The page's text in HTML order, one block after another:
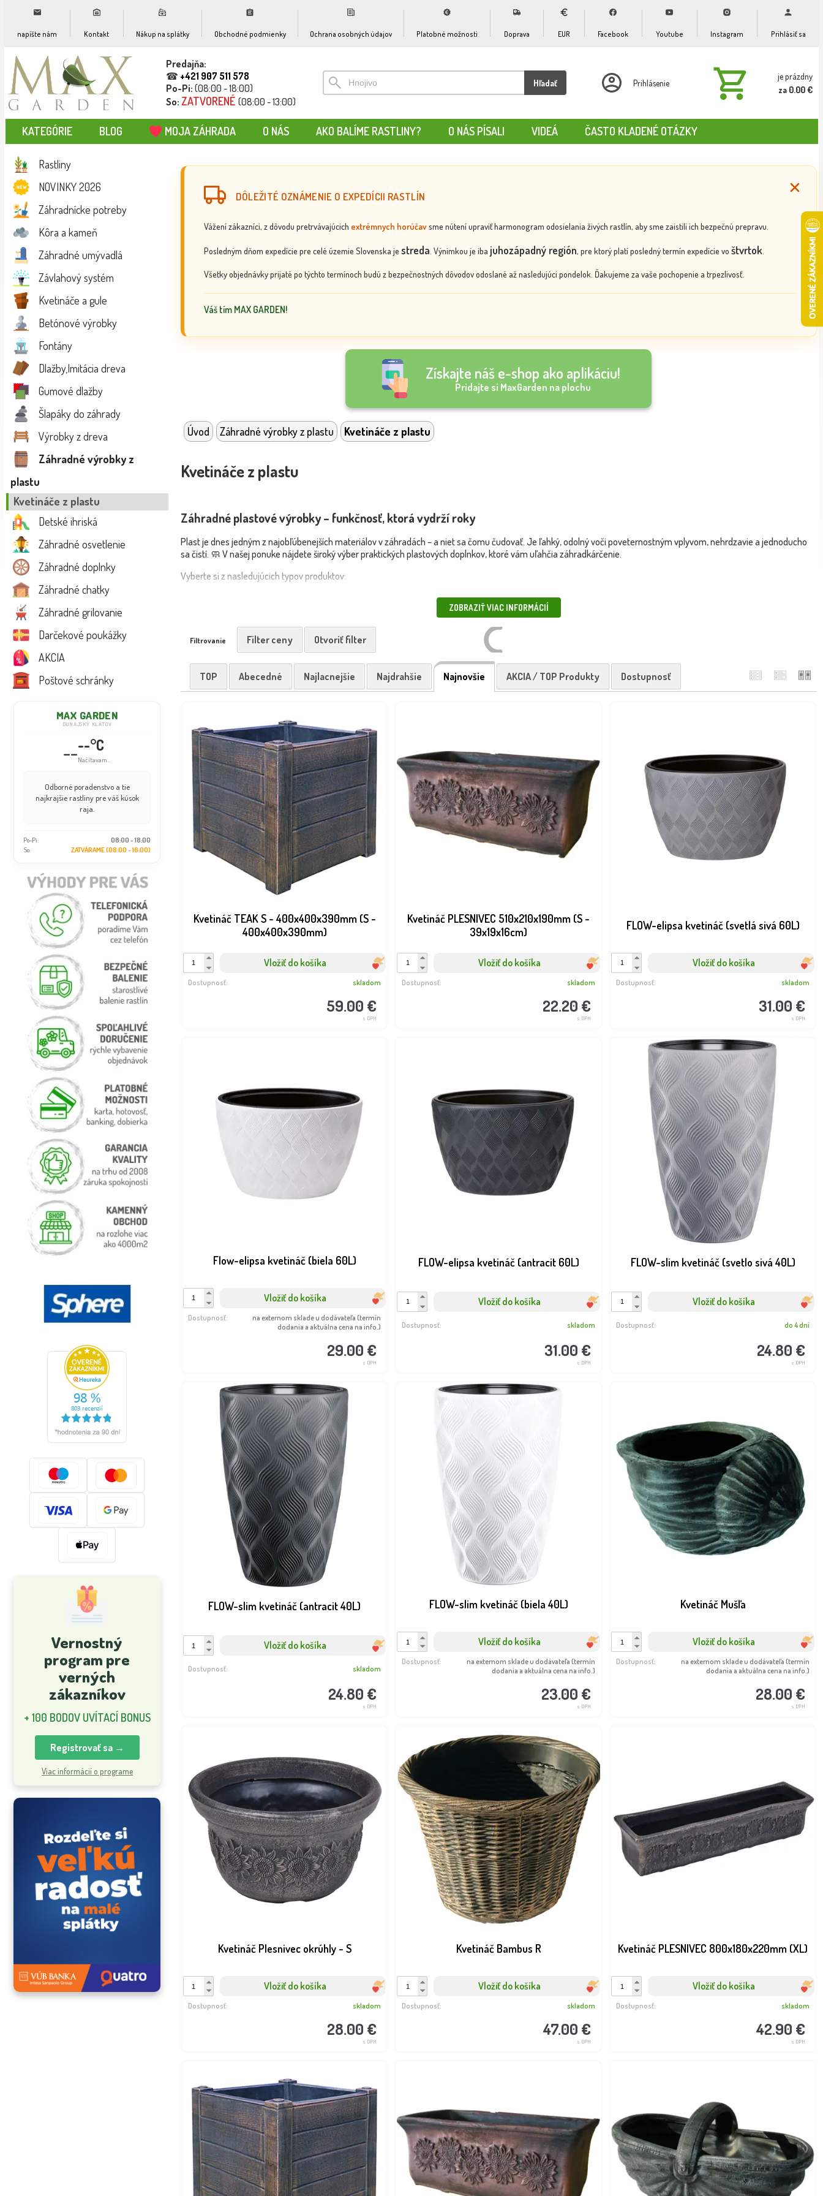
napíšte nám Kontakt Nákup na splátky Obchodné podmienky Ochrana osobných údajov Platobné možnosti Doprava EUR Facebook Youtube Instagram Prihlásiť sa
Predajňa:
☎ +421 907 511 578
Po-Pi: (08:00 - 18:00)
So: ZATVORENÉ (08:00 - 13:00)
Hľadať Prihlásenie
je prázdny
za 0.00 €
KATEGÓRIE BLOG MOJA ZÁHRADA O NÁS AKO BALÍME RASTLINY? O NÁS PÍSALI VIDEÁ ČASTO KLADENÉ OTÁZKY
Rastliny
NOVINKY 2026
Záhradnícke potreby
Kôra a kameň
Záhradné umývadlá
Závlahový systém
Kvetináče a gule
Betónové výrobky
Fontány
Dlažby,Imitácia dreva
Gumové dlažby
Šlapáky do záhrady
Výrobky z dreva
Záhradné výrobky z
plastu
Kvetináče z plastu
Detské ihriská
Záhradné osvetlenie
Záhradné doplnky
Záhradné chatky
Záhradné grilovanie
Darčekové poukážky
AKCIA
Poštové schránky
MAX GARDEN
DUNAJSKÝ KLÁTOV
----°C
Načítavam...
Odborné poradenstvo a tie
najkrajšie rastliny pre váš kúsok
raja.
Po-Pi:
08:00 - 18:00
So:
ZATVÁRAME (08:00 - 16:00)
Vernostný
program pre
verných
zákazníkov
+ 100 BODOV UVÍTACÍ BONUS
Registrovať sa →
Viac informácií o programe
DÔLEŽITÉ OZNÁMENIE O EXPEDÍCII RASTLÍN
Vážení zákazníci, z dôvodu pretrvávajúcich extrémnych horúčavsme nútení upraviť harmonogram odosielania živých rastlín, aby sme zaistili ich bezpečnú prepravu.
Posledným dňom expedície pre celé územie Slovenska je streda . Výnimkou je iba juhozápadný región, pre ktorý platí posledný termín expedície vo štvrtok.
Všetky objednávky prijaté po týchto termínoch budú z bezpečnostných dôvodov odoslané až nasledujúci pondelok. Ďakujeme za vaše pochopenie a trpezlivosť.
Váš tím MAX GARDEN!
Získajte náš e-shop ako aplikáciu!
Pridajte si MaxGarden na plochu
Úvod Záhradné výrobky z plastu Kvetináče z plastu
Kvetináče z plastu
Záhradné plastové výrobky – funkčnosť, ktorá vydrží roky
Plast je dnes jedným z najobľúbenejších materiálov v záhradách – a niet sa čomu čudovať. Je ľahký, odolný voči poveternostným vplyvom, nehrdzavie a jednoducho
sa čistí. 🧼 V našej ponuke nájdete široký výber praktických plastových doplnkov, ktoré vám uľahčia záhradkárčenie.
Vyberte si z nasledujúcich typov produktov:
Plastové kvetináče
Praktické odkladacie boxy a ďalšie riešenia
Plastové produkty oceníte najmä tam, kde je dôležitá nízka hmotnosť, jednoduchá manipulácia a dlhodobá výdrž aj pri každodennom používaní. 💪
📦 Produkty doručíme rýchlo a bezpečne – vlastnou dopravou alebo kuriérom. Vyberte si spoľahlivé plastové riešenia pre každodenné použitie v záhrade!
ZOBRAZIŤ VIAC INFORMÁCIÍ
Filtrovanie Filter ceny Otvoriť filter
TOP Abecedné Najlacnejšie Najdrahšie Najnovšie AKCIA / TOP Produkty Dostupnosť
Kvetináč TEAK S - 400x400x390mm (S -
400x400x390mm)
Vložiť do košíka
59.00 €
s DPH
Dostupnosť: skladom
Kvetináč PLESNIVEC 510x210x190mm (S -
39x19x16cm)
Vložiť do košíka
22.20 €
s DPH
Dostupnosť: skladom
FLOW-elipsa kvetináč (svetlá sivá 60L)
Vložiť do košíka
31.00 €
s DPH
Dostupnosť: skladom
Flow-elipsa kvetináč (biela 60L)
Vložiť do košíka
29.00 €
s DPH
Dostupnosť:
na externom sklade u dodávateľa (termín
dodania a aktuálna cena na info.)
FLOW-elipsa kvetináč (antracit 60L)
Vložiť do košíka
31.00 €
s DPH
Dostupnosť: skladom
FLOW-slim kvetináč (svetlo sivá 40L)
Vložiť do košíka
24.80 €
s DPH
Dostupnosť: do 4 dní
FLOW-slim kvetináč (antracit 40L)
Vložiť do košíka
24.80 €
s DPH
Dostupnosť: skladom
FLOW-slim kvetináč (biela 40L)
Vložiť do košíka
23.00 €
s DPH
Dostupnosť:
na externom sklade u dodávateľa (termín
dodania a aktuálna cena na info.)
Kvetináč Mušľa
Vložiť do košíka
28.00 €
s DPH
Dostupnosť:
na externom sklade u dodávateľa (termín
dodania a aktuálna cena na info.)
Kvetináč Plesnivec okrúhly - S
Vložiť do košíka
28.00 €
s DPH
Dostupnosť: skladom
Kvetináč Bambus R
Vložiť do košíka
47.00 €
s DPH
Dostupnosť: skladom
Kvetináč PLESNIVEC 800x180x220mm (XL)
Vložiť do košíka
42.90 €
s DPH
Dostupnosť: skladom